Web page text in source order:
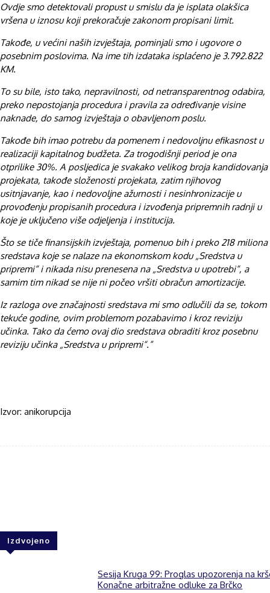
Ovdje smo detektovali propust u smislu da je isplata olakšica
vršena u iznosu koji prekoračuje zakonom propisani limit.
Takođe, u većini naših izvještaja, pominjali smo i ugovore o
posebnim poslovima. Na ime tih izdataka isplaćeno je 3.792.822
KM.
To su bile, isto tako, nepravilnosti, od netransparentnog odabira,
preko nepostojanja procedura i pravila za određivanje visine
naknade, do samog izvještaja o obavljenom poslu.
Takođe bih imao potrebu da pomenem i nedovoljnu efikasnost u
realizaciji kapitalnog budžeta. Za trogodišnji period je ona
otprilike 30%. A posljedica je svakako velikog broja kandidovanja
projekata, takođe složenosti projekata, zatim njihovog
usitnjavanje, kao i nedovoljne ažurnosti i nesinhronizacije u
provođenju propisanih procedura i izvođenja pripremnih radnji u
koje je uključeno više odjeljenja i institucija.
Što se tiče finansijskih izvještaja, pomenuo bih i preko 218 miliona
sredstava koje se nalaze na ekonomskom kodu „Sredstva u
pripremi“ i nikada nisu prenesena na „Sredstva u upotrebi“, a
samim tim nikad se nije ni počeo vršiti obračun amortizacije.
Iz razloga ove značajnosti sredstava mi smo odlučili da se, tokom
tekuće godine, ovim problemom pozabavimo i kroz reviziju
učinka. Tako da ćemo ovaj dio sredstava obraditi kroz posebnu
reviziju učinka „Sredstva u pripremi“.”
Izvor: anikorupcija
Izdvojeno
Sesija Kruga 99: Proglas upozorenja na
Konačne arbitražne odluke za Brčko